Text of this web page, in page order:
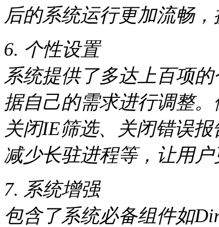
后的系统运行更加流畅
6. 个性设置
系统提供了多达上百项
据自己的需求进行调整
关闭IE筛选、关闭错误
减少长驻进程等，让用户
7. 系统增强
包含了系统必备组件如